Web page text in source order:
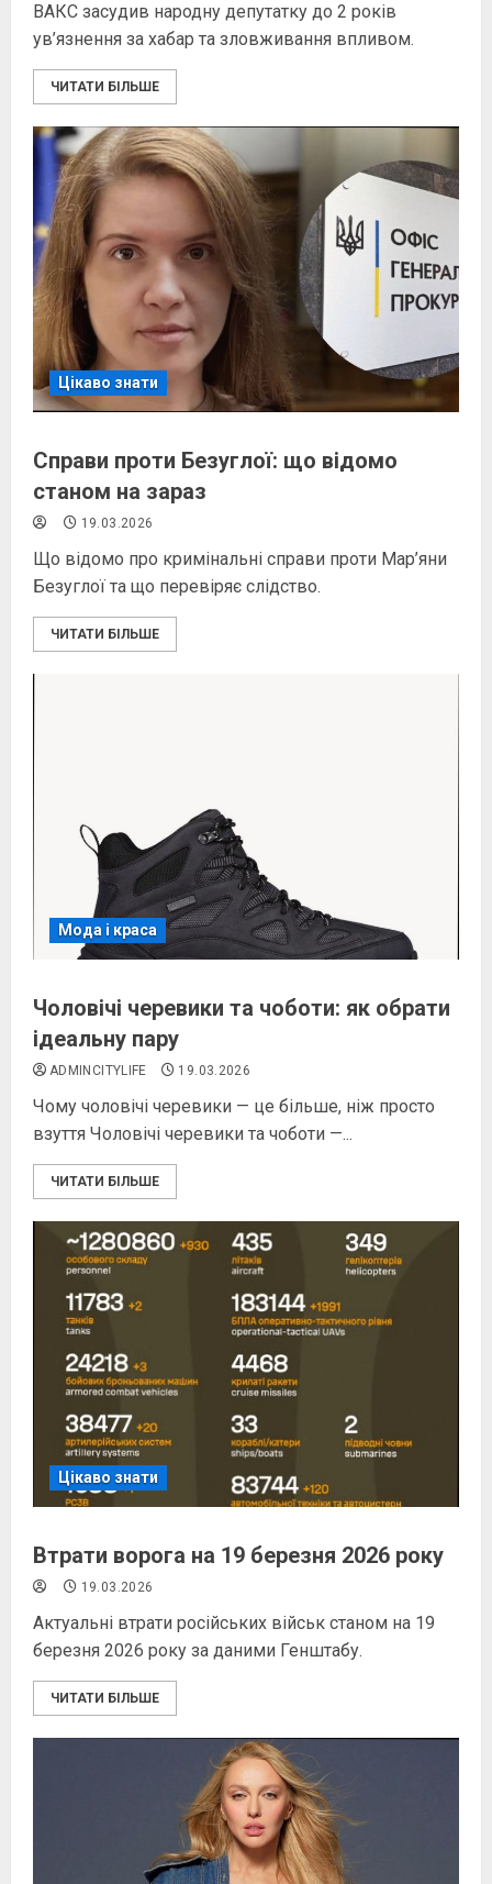
ВАКС засудив народну депутатку до 2 років
ув’язнення за хабар та зловживання впливом.
ЧИТАТИ БІЛЬШЕ
Цікаво знати
Справи проти Безуглої: що відомо
станом на зараз
19.03.2026
Що відомо про кримінальні справи проти Мар’яни
Безуглої та що перевіряє слідство.
ЧИТАТИ БІЛЬШЕ
Мода і краса
Чоловічі черевики та чоботи: як обрати
ідеальну пару
ADMINCITYLIFE 19.03.2026
Чому чоловічі черевики — це більше, ніж просто
взуття Чоловічі черевики та чоботи —...
ЧИТАТИ БІЛЬШЕ
Цікаво знати
Втрати ворога на 19 березня 2026 року
19.03.2026
Актуальні втрати російських військ станом на 19
березня 2026 року за даними Генштабу.
ЧИТАТИ БІЛЬШЕ